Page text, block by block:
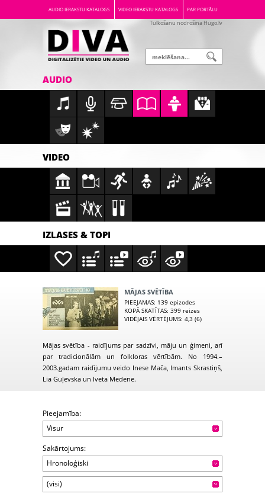
AUDIO IERAKSTU KATALOGS VIDEO IERAKSTU KATALOGS PAR PORTĀLU
Tulkošanu nodrošina Hugo.lv
AUDIO
VIDEO
IZLASES & TOPI
MĀJAS SVĒTĪBA
PIEEJAMAS: 139 epizodes
KOPĀ SKATĪTAS: 399 reizes
VIDĒJAIS VĒRTĒJUMS: 4,3 (6)
Mājas svētība - raidījums par sadzīvi, māju un ģimeni, arī
par tradicionālām un folkloras vērtībām. No 1994.–
2003.gadam raidījumu veido Inese Mača, Imants Skrastiņš,
Lia Guļevska un Iveta Medene.
Pieejamība:
Visur
Sakārtojums:
Hronoloģiski
(visi)